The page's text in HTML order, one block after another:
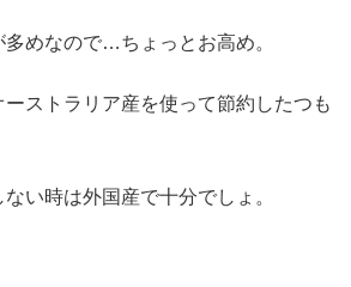
めなので…ちょっとお高め。
ストラリア産を使って節約したつも
い時は外国産で十分でしょ。